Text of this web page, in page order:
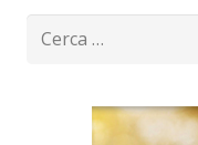
Ricerca